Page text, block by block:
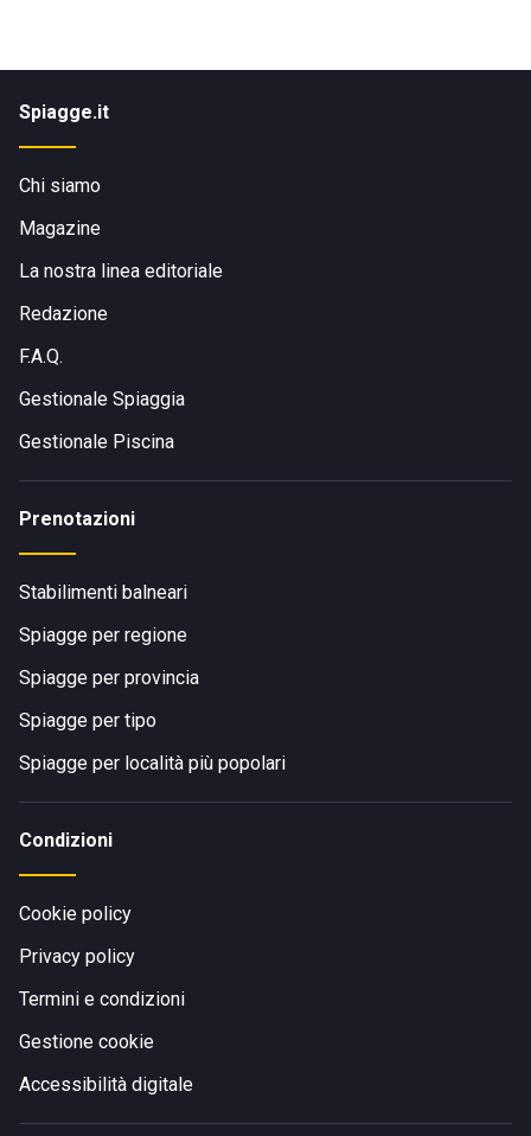
Spiagge.it
Chi siamo
Magazine
La nostra linea editoriale
Redazione
F.A.Q.
Gestionale Spiaggia
Gestionale Piscina
Prenotazioni
Stabilimenti balneari
Spiagge per regione
Spiagge per provincia
Spiagge per tipo
Spiagge per località più popolari
Condizioni
Cookie policy
Privacy policy
Termini e condizioni
Gestione cookie
Accessibilità digitale